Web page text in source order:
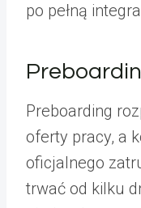
po pełną
Preboarding
oferty pracy, a
oficjalnego
trwać od kilku